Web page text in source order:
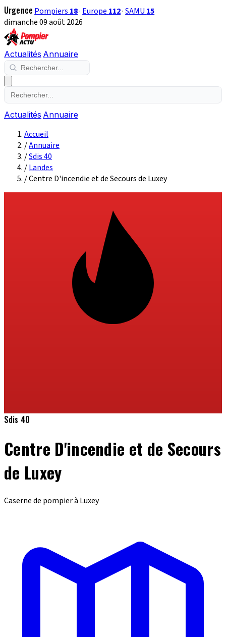
Urgence Pompiers 18· Europe 112·SAMU 15
dimanche 09 août 2026
Actualités Annuaire
Actualités Annuaire
Accueil
/Annuaire
/Sdis 40
/Landes
/Centre D'incendie et de Secours de Luxey
Sdis 40
Centre D'incendie et de Secours
de Luxey
Caserne de pompier à Luxey